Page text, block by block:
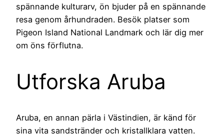
spännande kulturarv, ön bjuder på en spännande
resa genom århundraden. Besök platser som
Pigeon Island National Landmark och lär dig mer
om öns förflutna.
Utforska Aruba
Aruba, en annan pärla i Västindien, är känd för
sina vita sandstränder och kristallklara vatten.